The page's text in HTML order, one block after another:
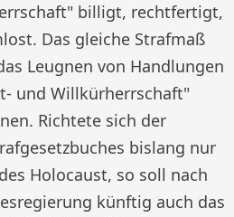
billigt, rechtfertigt,
Das gleiche Strafmaß
Leugnen von Handlungen
und Willkürherrschaft"
Richtete sich der
bislang nur
Holocaust, so soll nach
künftig auch das